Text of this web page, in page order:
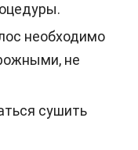
необходимо
не
сушить